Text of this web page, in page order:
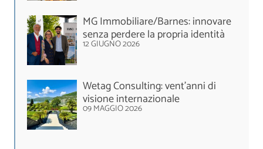
MG Immobiliare/Barnes: innovare
senza perdere la propria identità
12 GIUGNO 2026
Wetag Consulting: vent’anni di
visione internazionale
09 MAGGIO 2026